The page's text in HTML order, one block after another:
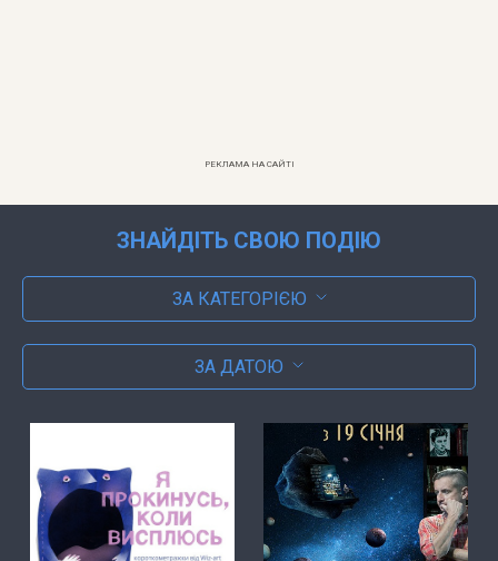
РЕКЛАМА НА САЙТІ
ЗНАЙДІТЬ СВОЮ ПОДІЮ
ЗА КАТЕГОРІЄЮ
ЗА ДАТОЮ